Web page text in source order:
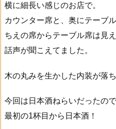
横に細長い感じのお店で。
カウンター席と、奥にテーブ
ちえの席からテーブル席は見
話声が聞こえてました。
木の丸みを生かした内装が落ち
今回は日本酒ねらいだったので
最初の1杯目から日本酒！